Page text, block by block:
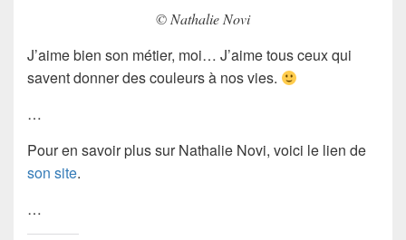
© Nathalie Novi
J’aime bien son métier, moi… J’aime tous ceux qui
savent donner des couleurs à nos vies.
…
Pour en savoir plus sur Nathalie Novi, voici le lien de
son site.
…